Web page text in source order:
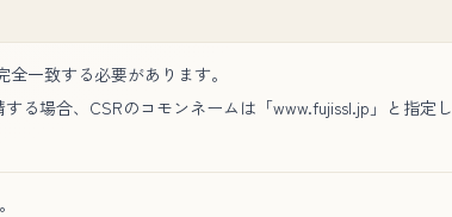
一致する必要があります。
る場合、CSRのコモンネームは「www.fujissl.jp」と指定し